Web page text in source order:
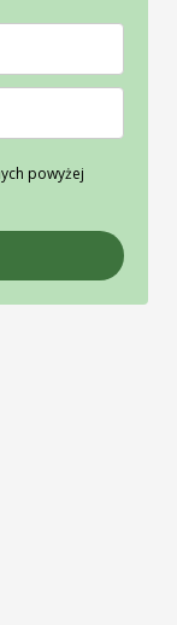
powyżej